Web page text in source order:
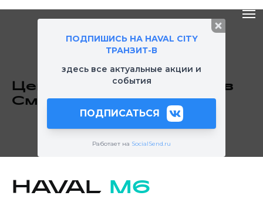
ПОДПИШИСЬ НА HAVAL CITY
ТРАНЗИТ-В
здесь все актуальные акции и
события
ПОДПИСАТЬСЯ
Работает на SocialSend.ru
Цены и каталоги Haval в
Смоленске
HAVAL M6